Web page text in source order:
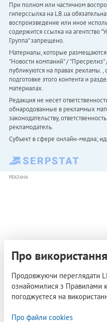
При полном или частичном
гиперссылка на LB.ua
воспроизведение или иное
содержится ссылка на агентство
Группа" запрещено.
Материалы, которые
"Новости компаний" /
публикуются на правах рекламы. ,
подготовке этого контента и
материалах.
Редакция не несет
обнародованные в рекламных
законодательству,
рекламодатель.
Субъект в сфере онлайн-медиа;
РЕКЛАМА
Про
Продовжуючи переглядати
ознайомилися з Правилами
погоджуєтеся на
Про файли cookies